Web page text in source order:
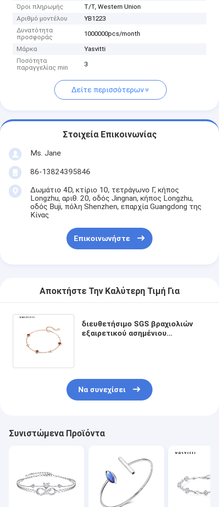
Όροι πληρωμής
T/T, Western Union
Αριθμό μοντέλου
YB1223
Δυνατότητα
προσφοράς
1000000pcs/month
Μάρκα
Yasvitti
Ποσότητα
παραγγελίας min
3
Δείτε περισσότερων
Στοιχεία Επικοινωνίας
Ms. Jane
86-13824395846
Δωμάτιο 4D, κτίριο 10, τετράγωνο Γ, κήπος
Longzhu, αριθ. 20, οδός Jingnan, κήπος Longzhu,
οδός Buji, πόλη Shenzhen, επαρχία Guangdong της
Κίνας
Επικοινωνήστε
Αποκτήστε Την Καλύτερη Τιμή Για
διευθετήσιμο SGS βραχιολιών
εξαιρετικού ασημένιου
Να συνεχίσει
Συνιστώμενα Προϊόντα